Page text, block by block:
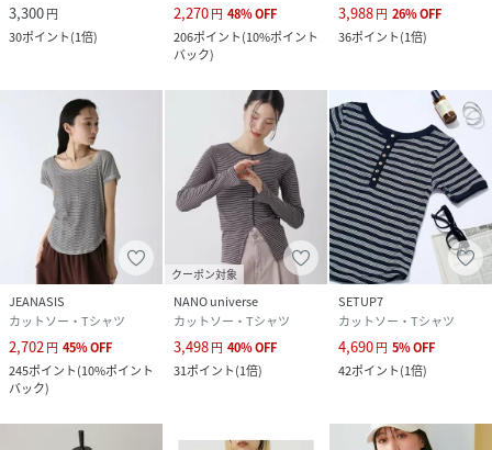
3,300円
30ポイント(1倍)
2,270円 48%OFF
206ポイント(10%ポイント
バック)
3,988円 26%OFF
36ポイント(1倍)
JEANASIS
カットソー・Tシャツ
2,702円 45%OFF
245ポイント(10%ポイント
バック)
クーポン対象
NANO universe
カットソー・Tシャツ
3,498円 40%OFF
31ポイント(1倍)
SETUP7
カットソー・Tシャツ
4,690円 5%OFF
42ポイント(1倍)